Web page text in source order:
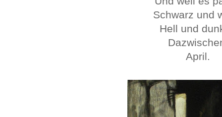
Schwarz und
Hell und
April.